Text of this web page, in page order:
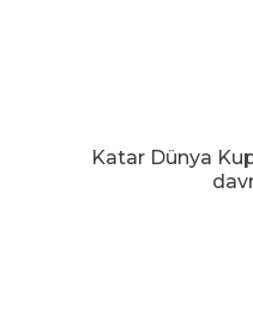
Katar Dünya